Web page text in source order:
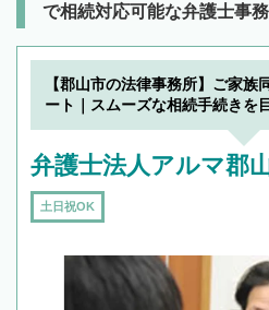
で相続対応可能な弁護士事
【郡山市の法律事務所】ご家
ート｜スムーズな相続手続きを
弁護士法人アルマ郡
土日祝OK